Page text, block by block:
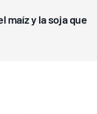
maíz y la soja que